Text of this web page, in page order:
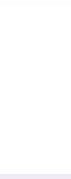
வாட்ஸப் எண்: